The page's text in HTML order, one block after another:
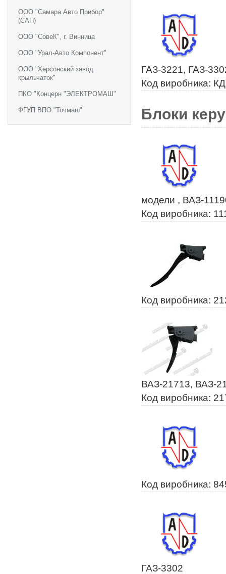
ООО "Самара Авто Прибор"
(САП)
ООО "СовеК", г. Винница
ООО "Урал-Авто Компонент"
ООО "Херсонский завод
крыльчаток"
ПКО "Концерн "ЭЛЕКТРОМАШ"
ФГУП ВПО "Точмаш"
ГАЗ-3221, ГАЗ-
Код виробника:
Блоки
модели , ВАЗ-
Код виробника:
Код виробника:
ВАЗ-21713, ВАЗ-
Код виробника:
Код виробника:
ГАЗ-3302